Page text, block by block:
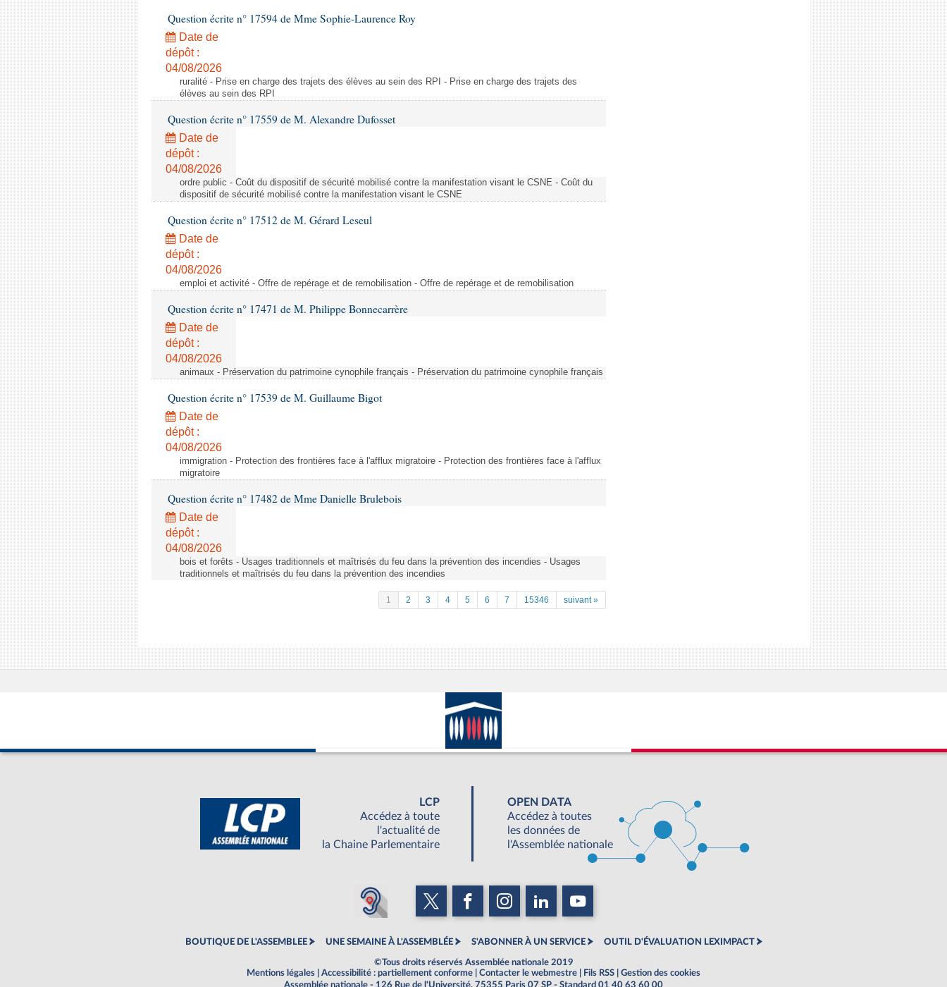
Question écrite n° 17594 de Mme Sophie-Laurence Roy
Date de
dépôt :
04/08/2026
ruralité - Prise en charge des trajets des élèves au sein des RPI - Prise en charge des trajets des
élèves au sein des RPI
Question écrite n° 17559 de M. Alexandre Dufosset
Date de
dépôt :
04/08/2026
ordre public - Coût du dispositif de sécurité mobilisé contre la manifestation visant le CSNE - Coût du
dispositif de sécurité mobilisé contre la manifestation visant le CSNE
Question écrite n° 17512 de M. Gérard Leseul
Date de
dépôt :
04/08/2026
emploi et activité - Offre de repérage et de remobilisation - Offre de repérage et de remobilisation
Question écrite n° 17471 de M. Philippe Bonnecarrère
Date de
dépôt :
04/08/2026
animaux - Préservation du patrimoine cynophile français - Préservation du patrimoine cynophile français
Question écrite n° 17539 de M. Guillaume Bigot
Date de
dépôt :
04/08/2026
immigration - Protection des frontières face à l'afflux migratoire - Protection des frontières face à l'afflux
migratoire
Question écrite n° 17482 de Mme Danielle Brulebois
Date de
dépôt :
04/08/2026
bois et forêts - Usages traditionnels et maîtrisés du feu dans la prévention des incendies - Usages
traditionnels et maîtrisés du feu dans la prévention des incendies
1 2 3 4 5 6 7 15346 suivant »
LCP
Accédez à toute
l'actualité de
la Chaine Parlementaire
OPEN DATA
Accédez à toutes
les données de
l'Assemblée nationale
BOUTIQUE DE L'ASSEMBLEE UNE SEMAINE À L'ASSEMBLÉE S'ABONNER À UN SERVICE OUTIL D'ÉVALUATION LEXIMPACT
©Tous droits réservés Assemblée nationale 2019
Mentions légales
Accessibilité : partiellement conforme Contacter le webmestre Fils RSS
Gestion des cookies
Assemblée nationale - 126 Rue de l'Université, 75355 Paris 07 SP - Standard 01 40 63 60 00